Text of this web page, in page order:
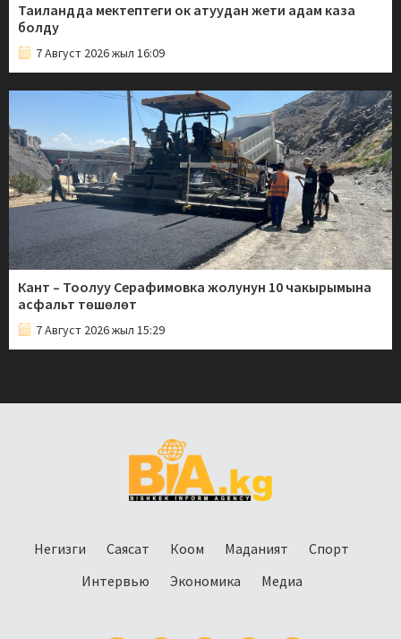
Таиландда мектептеги ок атуудан жети адам каза
болду
7 Август 2026 жыл 16:09
Кант – Тоолуу Серафимовка жолунун 10 чакырымына
асфальт төшөлөт
7 Август 2026 жыл 15:29
Негизги Саясат Коом Маданият
Спорт
Интервью
Экономика Медиа